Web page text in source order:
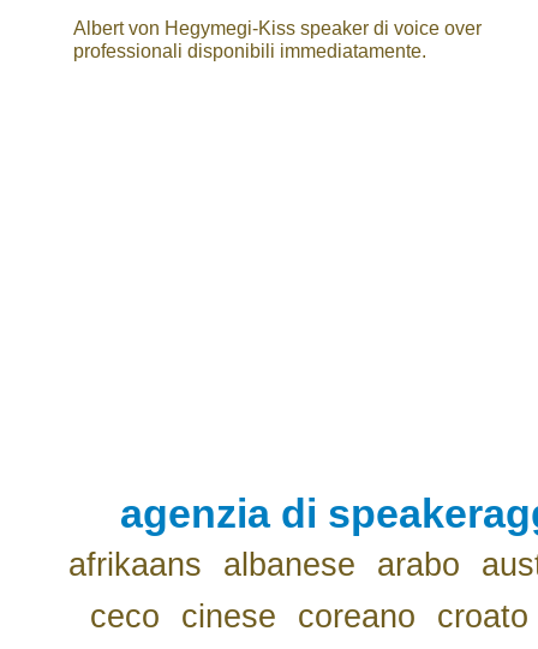
Albert von Hegymegi-Kiss speaker di voice over
professionali disponibili immediatamente.
agenzia di
afrikaans albanese arabo
ceco
cinese coreano
croato